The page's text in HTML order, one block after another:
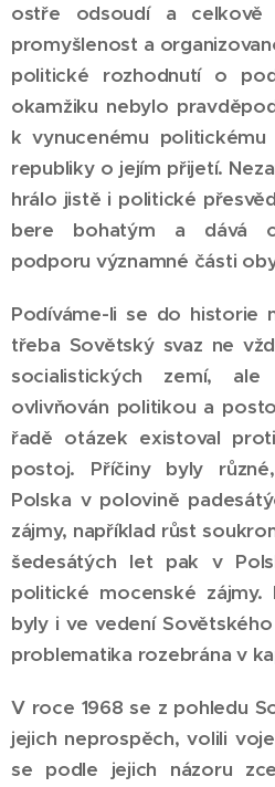
ostře odsoudí a celkově
promyšlenost a
politické rozhodnutí o
okamžiku nebylo
k vynucenému
republiky o jejím přijetí.
hrálo jistě i politické
bere bohatým a dává
podporu významné části
Podíváme-li se do historie
třeba Sovětský svaz ne
socialistických zemí,
ovlivňován politikou a
řadě otázek existoval
postoj. Příčiny byly
Polska v polovině
zájmy, například růst
šedesátých let pak v
politické mocenské zájmy.
byly i ve vedení
problematika rozebrána v
V roce 1968 se z pohledu
jejich neprospěch, volili
se podle jejich názoru